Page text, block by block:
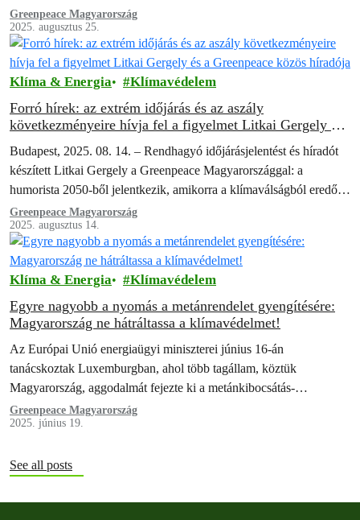
Greenpeace Magyarország
2025. augusztus 25.
Klíma & Energia Klímavédelem
Forró hírek: az extrém időjárás és az aszály
következményeire hívja fel a figyelmet Litkai Gergely és
Budapest, 2025. 08. 14. – Rendhagyó időjárásjelentést és híradót
készített Litkai Gergely a Greenpeace Magyarországgal: a
humorista 2050-ből jelentkezik, amikorra a klímaválságból eredő
felmelegedés és vízhiány már drámaian átalakította a…
Greenpeace Magyarország
2025. augusztus 14.
Klíma & Energia Klímavédelem
Egyre nagyobb a nyomás a metánrendelet gyengítésére:
Magyarország ne hátráltassa a klímavédelmet!
Az Európai Unió energiaügyi miniszterei június 16-án
tanácskoztak Luxemburgban, ahol több tagállam, köztük
Magyarország, aggodalmát fejezte ki a metánkibocsátás-
csökkentésről szóló új EU-s rendelet (2024/1787) végrehajtásával
kapcsolatban. A Románia által vezetett,…
Greenpeace Magyarország
2025. június 19.
See all posts